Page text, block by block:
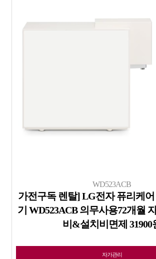
WD523ACB
가전구독 렌탈] LG전자 퓨리케
기 WD523ACB 의무사용72개월
비&설치비면제 31900
자가관리